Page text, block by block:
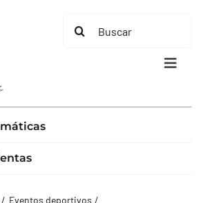
Buscar:
Toggle
Eventos deportivos